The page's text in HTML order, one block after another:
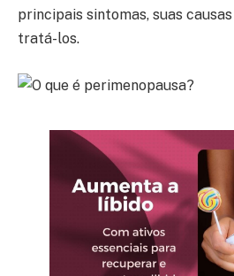
principais sintomas, suas
tratá-los.